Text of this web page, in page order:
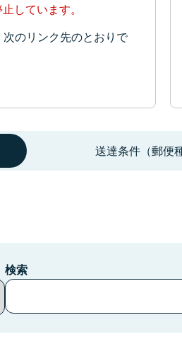
しています。
のリンク先のとおりで
送達条件（郵便
検索